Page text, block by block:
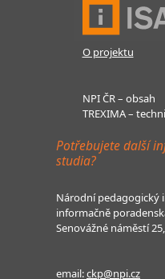
O projektu
NPI ČR – obsah
TREXIMA –
Potřebujete další
studia?
Národní pedagogický
informačně
Senovážné náměstí
email:ckp@npi.cz